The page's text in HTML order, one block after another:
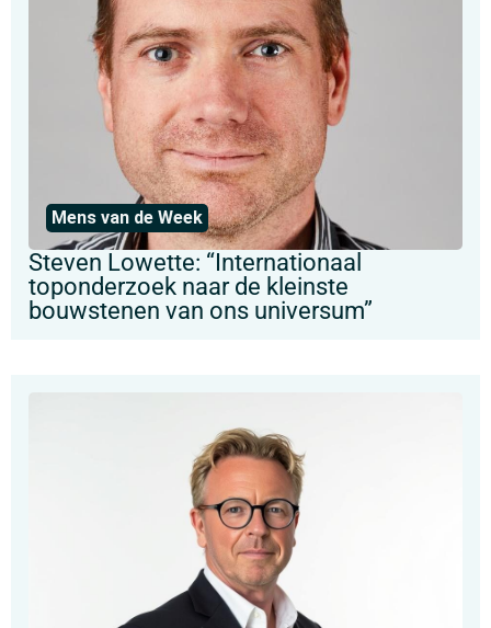
Mens van de Week
Steven Lowette: “Internationaal
toponderzoek naar de kleinste
bouwstenen van ons universum”